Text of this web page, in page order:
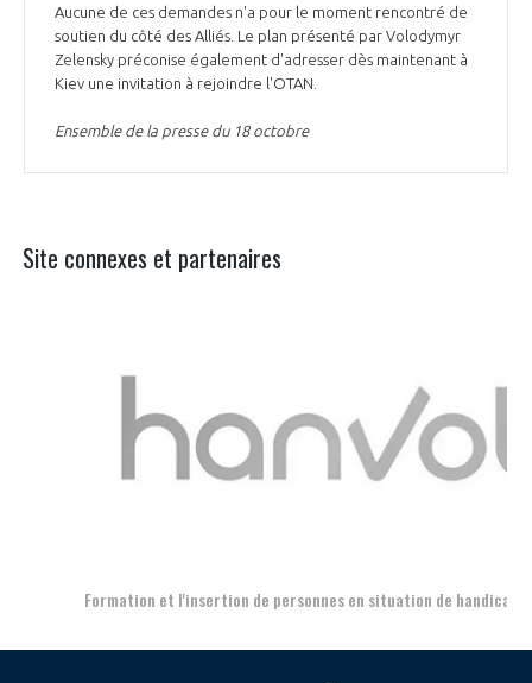
Aucune de ces demandes n'a pour le moment rencontré de
soutien du côté des Alliés. Le plan présenté par Volodymyr
Zelensky préconise également d'adresser dès maintenant à
Kiev une invitation à rejoindre l'OTAN.
Ensemble de la presse du 18 octobre
Site connexes et partenaires
Formation et l'insertion de personnes en situation de handicap